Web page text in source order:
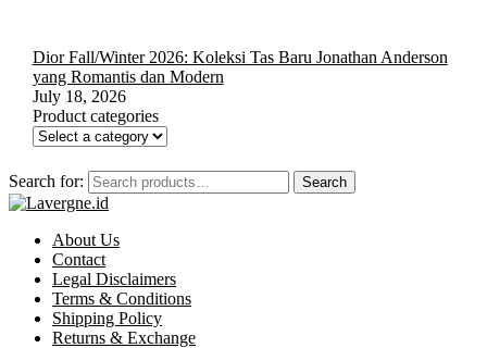
Dior Fall/Winter 2026: Koleksi Tas Baru Jonathan Anderson
yang Romantis dan Modern
July 18, 2026
Product categories
Search for: Search
About Us
Contact
Legal Disclaimers
Terms & Conditions
Shipping Policy
Returns & Exchange